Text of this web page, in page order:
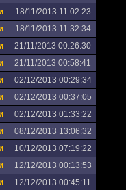
18/11/2013 11:02:23
18/11/2013 11:32:34
21/11/2013 00:26:30
21/11/2013 00:58:41
02/12/2013 00:29:34
02/12/2013 00:37:05
02/12/2013 01:33:22
08/12/2013 13:06:32
10/12/2013 07:19:22
12/12/2013 00:13:53
12/12/2013 00:45:11